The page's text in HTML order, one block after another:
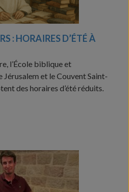
: HORAIRES D’ÉTÉ À
l’École biblique et
et le Couvent Saint-
des horaires d’été réduits.